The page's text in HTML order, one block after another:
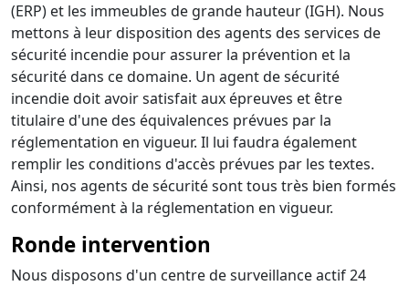
(ERP) et les immeubles de grande hauteur (IGH). Nous
mettons à leur disposition des agents des services de
sécurité incendie pour assurer la prévention et la
sécurité dans ce domaine. Un agent de sécurité
incendie doit avoir satisfait aux épreuves et être
titulaire d'une des équivalences prévues par la
réglementation en vigueur. Il lui faudra également
remplir les conditions d'accès prévues par les textes.
Ainsi, nos agents de sécurité sont tous très bien formés
conformément à la réglementation en vigueur.
Ronde intervention
Nous disposons d'un centre de surveillance actif 24